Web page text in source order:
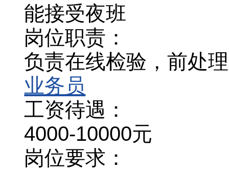
能接受夜班
岗位职责：
负责在线检验，前处
业务员
工资待遇：
4000-10000元
岗位要求：